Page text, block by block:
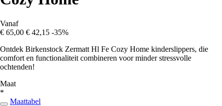
Vanaf
€ 65,00 € 42,15 -35%
Ontdek Birkenstock Zermatt Hl Fe Cozy Home kinderslippers, die
comfort en functionaliteit combineren voor minder stressvolle
ochtenden!
Maat
*
Maattabel